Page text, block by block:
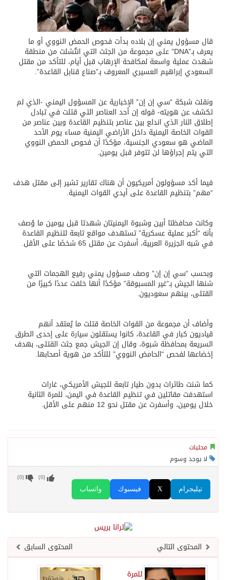
قال مسؤول يمني إن بلاده بدأت فحوص الحمض النووي أو ما
يعرف بـ”DNA” على مجموعة من الجثث التي انتُشلت من منطقة
شهدت عملية واسعة لمكافحة الإرهاب قبل أيام، للتأكد من مقتل
السعودي إبراهيم العسيري المعروف بـ”صناع قنابل القاعدة”.
ونقلت شبكة “سي إن إن” الإخبارية عن المسؤول اليمني -الذي لم
تكشف عن هويته- قوله إن أحد العناصر التي قتلت في تبادل
إطلاق النار الذي اندلع بين عناصر بتنظيم القاعدة وبين عناصر من
القوات الخاصة اليمنية داخل الأراضي اليمنية مساء يوم الأحد
الماضي هو سعودي الجنسية، مؤكدًا أن فحوص الحمض النووي
التي يتم إجراؤها لن تتوفر قبل يومين.
فيما أكد مسؤولون أمريكيون أن هناك تقارير تشير إلى مقتل هدف
“مهم” بتنظيم القاعدة على أيدي القوات اليمنية.
وكانت محافظتا أبين وشبوة اليمنيتان شهدتا قبل يومين ما وُصف
بأنه “أكبر عملية عسكرية” تستهدف مواقع تابعة لتنظيم القاعدة
في شبه الجزيرة العربية، أسفرت عن مقتل 65 شخصًا على الأقل.
وبحسب “سي إن إن” وصف مسؤول يمني رفيع الهجمات التي
شنها الجيش بـ”غير المسبوقة” مؤكدًا أنها خلفت عددًا كبيرًا من
القتلى، بينهم سعوديون.
وأضاف أن مجموعة من القوات الخاصة قتلت ما يُعتقد أنهم
قياديون كبار في القاعدة، كانوا يستقلون سيارة على إحدى الطرق
السريعة بمحافظة شبوة، وقال إن الجيش جمع جثث القتلى، بهدف
إخضاعها لفحص “الحامض النووي” للتأكد من هوية أصحابها.
كما شنت طائرات بدون طيار تابعة للجيش الأمريكي، غارات
استهدفت مقاتلين في تنظيم القاعدة في اليمن، للمرة الثانية
خلال يومين، وأسفرت عن مقتل نحو 12 منهم على الأقل.
محليات
لا يوجد وسوم
واتساب فيسبوك X تيليجرام
(
0
) (
0
)
المحتوى السابق
المحتوى التالي
للمرة